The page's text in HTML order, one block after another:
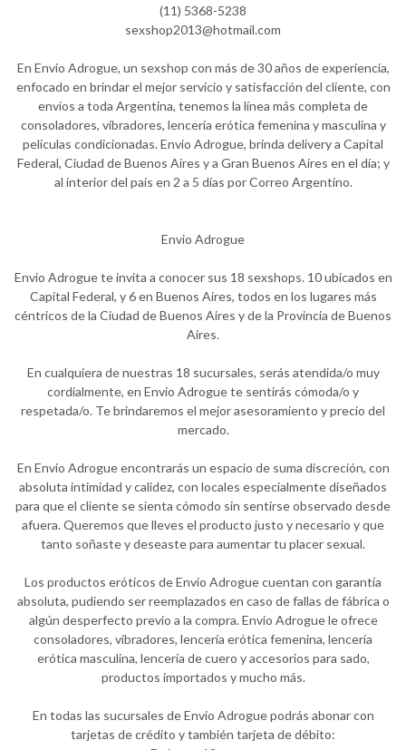
(11) 5368-5238
sexshop2013@hotmail.com
En Envio Adrogue, un sexshop con más de 30 años de experiencia,
enfocado en brindar el mejor servicio y satisfacción del cliente, con
envíos a toda Argentina, tenemos la línea más completa de
consoladores, vibradores, lencería erótica femenina y masculina y
películas condicionadas. Envio Adrogue, brinda delivery a Capital
Federal, Ciudad de Buenos Aires y a Gran Buenos Aires en el día; y
al interior del pais en 2 a 5 días por Correo Argentino.
Envio Adrogue
Envio Adrogue te invita a conocer sus 18 sexshops. 10 ubicados en
Capital Federal, y 6 en Buenos Aires, todos en los lugares más
céntricos de la Ciudad de Buenos Aires y de la Provincia de Buenos
Aires.
En cualquiera de nuestras 18 sucursales, serás atendida/o muy
cordialmente, en Envio Adrogue te sentirás cómoda/o y
respetada/o. Te brindaremos el mejor asesoramiento y precio del
mercado.
En Envio Adrogue encontrarás un espacio de suma discreción, con
absoluta intimidad y calidez, con locales especialmente diseñados
para que el cliente se sienta cómodo sin sentirse observado desde
afuera. Queremos que lleves el producto justo y necesario y que
tanto soñaste y deseaste para aumentar tu placer sexual.
Los productos eróticos de Envio Adrogue cuentan con garantía
absoluta, pudiendo ser reemplazados en caso de fallas de fábrica o
algún desperfecto previo a la compra. Envio Adrogue le ofrece
consoladores, vibradores, lencería erótica femenina, lencería
erótica masculina, lencería de cuero y accesorios para sado,
productos importados y mucho más.
En todas las sucursales de Envio Adrogue podrás abonar con
tarjetas de crédito y también tarjeta de débito: